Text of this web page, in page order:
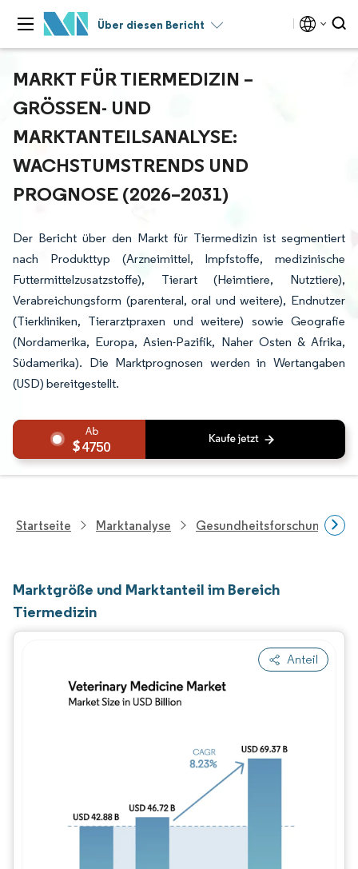
Über diesen Bericht
MARKT FÜR TIERMEDIZIN –
GRÖSSEN- UND M
ARKTANTEILSANALYSE: W
ACHSTUMSTRENDS UND P
ROGNOSE (2026–2031)
Der Bericht über den Markt für Tiermedizin ist segmentiert
nach Produkttyp (Arzneimittel, Impfstoffe, medizinische
Futtermittelzusatzstoffe), Tierart (Heimtiere, Nutztiere),
Verabreichungsform (parenteral, oral und weitere), Endnutzer
(Tierkliniken, Tierarztpraxen und weitere) sowie Geografie
(Nordamerika, Europa, Asien-Pazifik, Naher Osten & Afrika,
Südamerika). Die Marktprognosen werden in Wertangaben
(USD) bereitgestellt.
4750
Startseite Marktanalyse Gesundheitsforschung
Marktgröße und Marktanteil im Bereich
Tiermedizin
Anteil